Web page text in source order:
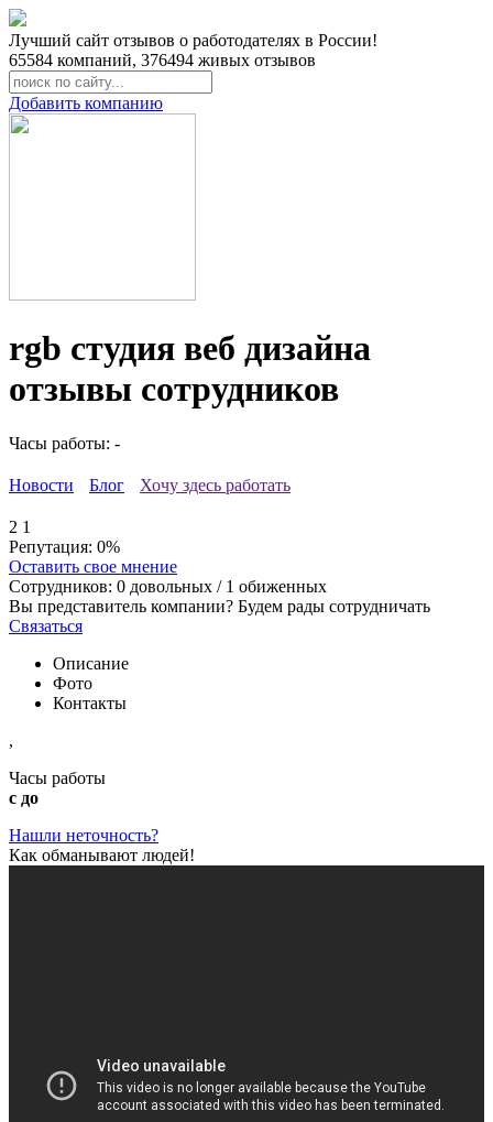
Лучший сайт отзывов о работодателях в России!
65584 компаний, 376494 живых отзывов
Добавить компанию
rgb студия веб дизайна
отзывы сотрудников
Часы работы: -
Новости Блог Хочу здесь работать
2 1
Репутация: 0%
Оставить свое мнение
Сотрудников: 0 довольных / 1 обиженных
Вы представитель компании? Будем рады сотрудничать
Связаться
Описание
Фото
Контакты
,
Часы работы
с до
Нашли неточность?
Как обманывают людей!